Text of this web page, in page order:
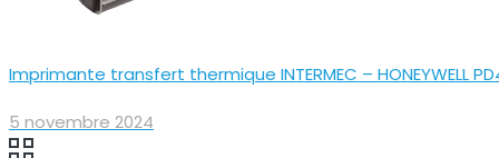
Imprimante transfert thermique INTERMEC – HONEYWELL
5 novembre 2024